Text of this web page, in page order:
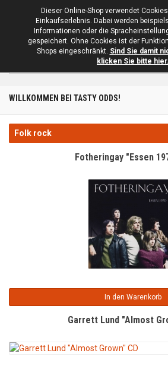
Dieser Online-Shop verwendet
Einkaufserlebnis. Dabei werden
Informationen oder die
gespeichert. Ohne Cookies ist der
Shops eingeschränkt. Sind Sie damit
klicken Sie bitte hier.
WILLKOMMEN BEI TASTY ODDS!
Folk rock
Fotheringay "Essen
In den Warenkorb
Garrett Lund "Almost